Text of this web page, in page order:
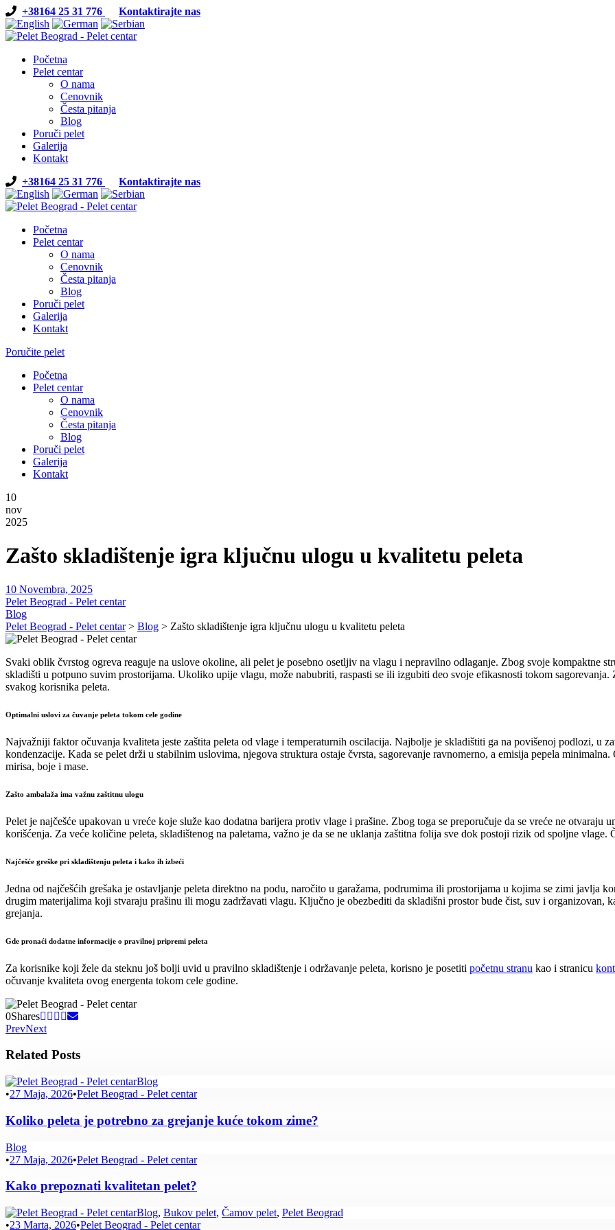
+38164 25 31 776 Kontaktirajte nas
Početna
Pelet centar
O nama
Cenovnik
Česta pitanja
Blog
Poruči pelet
Galerija
Kontakt
+38164 25 31 776
Kontaktirajte nas
Početna
Pelet centar
O nama
Cenovnik
Česta pitanja
Blog
Poruči pelet
Galerija
Kontakt
Poručite pelet
Početna
Pelet centar
O nama
Cenovnik
Česta pitanja
Blog
Poruči pelet
Galerija
Kontakt
10
nov
2025
Zašto skladištenje igra ključnu ulogu u kvalitetu peleta
10 Novembra, 2025
Pelet Beograd - Pelet centar
Blog
Pelet Beograd - Pelet centar> Blog > Zašto skladištenje igra ključnu ulogu u kvalitetu peleta
Svaki oblik čvrstog ogreva reaguje na uslove okoline, ali pelet je posebno osetljiv na vlagu i nepravilno odlaganje. Zbog svoje kompaktne
skladišti u potpuno suvim prostorijama. Ukoliko upije vlagu, može nabubriti, raspasti se ili izgubiti deo svoje efikasnosti tokom
svakog korisnika peleta.
Optimalni uslovi za čuvanje peleta tokom cele godine
Najvažniji faktor očuvanja kvaliteta jeste zaštita peleta od vlage i temperaturnih oscilacija. Najbolje je skladištiti ga na povišenoj podlozi, u
kondenzacije. Kada se pelet drži u stabilnim uslovima, njegova struktura ostaje čvrsta, sagorevanje ravnomerno, a emisija pepela
mirisa, boje i mase.
Zašto ambalaža ima važnu zaštitnu ulogu
Pelet je najčešće upakovan u vreće koje služe kao dodatna barijera protiv vlage i prašine. Zbog toga se preporučuje da se vreće ne otvaraju
korišćenja. Za veće količine peleta, skladištenog na paletama, važno je da se ne uklanja zaštitna folija sve dok postoji rizik od spoljne
Najčešće greške pri skladištenju peleta i kako ih izbeći
Jedna od najčešćih grešaka je ostavljanje peleta direktno na podu, naročito u garažama, podrumima ili prostorijama u kojima se zimi javlja
drugim materijalima koji stvaraju prašinu ili mogu zadržavati vlagu. Ključno je obezbediti da skladišni prostor bude čist, suv i organizovan,
grejanja.
Gde pronaći dodatne informacije o pravilnoj pripremi peleta
Za korisnike koji žele da steknu još bolji uvid u pravilno skladištenje i održavanje peleta, korisno je posetiti početnu stranu kao i stranicu
očuvanje kvaliteta ovog energenta tokom cele godine.
0Shares
PrevNext
Related Posts
Blog
•27 Maja, 2026•Pelet Beograd - Pelet centar
Koliko peleta je potrebno za grejanje kuće tokom zime?
Blog
•27 Maja, 2026•Pelet Beograd - Pelet centar
Kako prepoznati kvalitetan pelet?
Blog, Bukov pelet, Čamov pelet, Pelet Beograd
•23 Marta, 2026•Pelet Beograd - Pelet centar